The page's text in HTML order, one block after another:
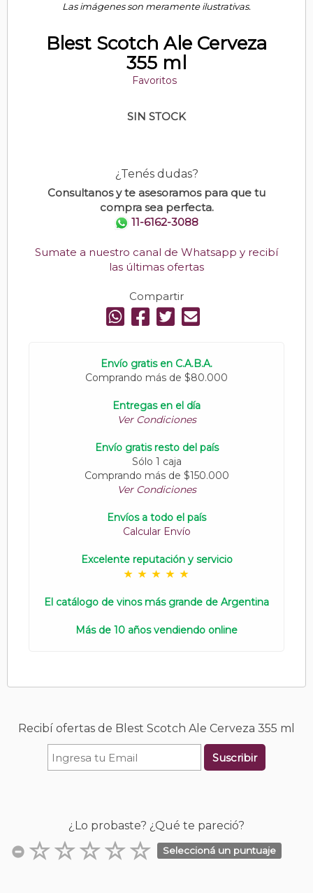
Las imágenes son meramente ilustrativas.
Blest Scotch Ale Cerveza
355 ml
Favoritos
SIN STOCK
¿Tenés dudas?
Consultanos y te asesoramos para que tu
compra sea perfecta.
11-6162-3088
Sumate a nuestro canal de Whatsapp y recibí
las últimas ofertas
Compartir
Envío gratis en C.A.B.A.
Comprando más de $80.000
Entregas en el día
Ver Condiciones
Envío gratis resto del país
Sólo 1 caja
Comprando más de $150.000
Ver Condiciones
Envíos a todo el país
Calcular Envío
Excelente reputación y servicio
El catálogo de vinos más grande de Argentina
Más de 10 años vendiendo online
Recibí ofertas de Blest Scotch Ale Cerveza 355 ml
Suscribir
¿Lo probaste? ¿Qué te pareció?
Seleccioná un puntuaje